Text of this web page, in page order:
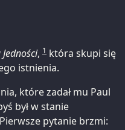
, 1 która skupi się
istnienia.
które zadał mu Paul
był w stanie
pytanie brzmi: